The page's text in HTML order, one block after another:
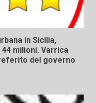
in Sicilia,
milioni. Varrica
del governo